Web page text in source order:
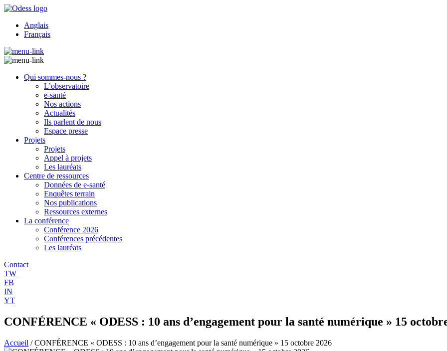
Anglais
Français
Qui sommes-nous ?
L’observatoire
e-santé
Nos actions
Actualités
Ils parlent de nous
Espace presse
Projets
Projets
Appel à projets
Les lauréats
Centre de ressources
Données de e-santé
Enquêtes terrain
Nos publications
Ressources externes
La conférence
Conférence 2026
Conférences précédentes
Les lauréats
Contact
TW
FB
IN
YT
CONFÉRENCE « ODESS : 10 ans d’engagement pour la santé numérique » 15
Accueil /CONFÉRENCE « ODESS : 10 ans d’engagement pour la santé numérique » 15 octobre 2026